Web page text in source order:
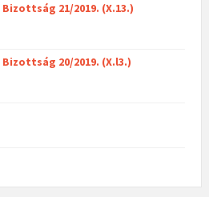
21/2019. (X.13.)
20/2019. (X.l3.)